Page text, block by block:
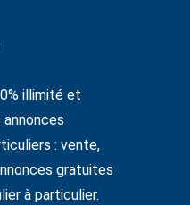
illimité et
: vente,
gratuites
à particulier.